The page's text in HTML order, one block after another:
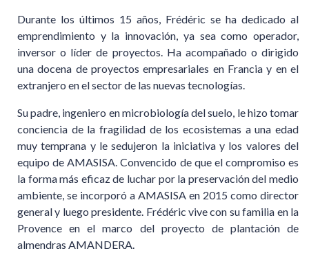
Durante los últimos 15 años, Frédéric se ha dedicado al
emprendimiento y la innovación, ya sea como operador,
inversor o líder de proyectos. Ha acompañado o dirigido
una docena de proyectos empresariales en Francia y en el
extranjero en el sector de las nuevas tecnologías.
Su padre, ingeniero en microbiología del suelo, le hizo tomar
conciencia de la fragilidad de los ecosistemas a una edad
muy temprana y le sedujeron la iniciativa y los valores del
equipo de AMASISA. Convencido de que el compromiso es
la forma más eficaz de luchar por la preservación del medio
ambiente, se incorporó a AMASISA en 2015 como director
general y luego presidente. Frédéric vive con su familia en la
Provence en el marco del proyecto de plantación de
almendras AMANDERA.